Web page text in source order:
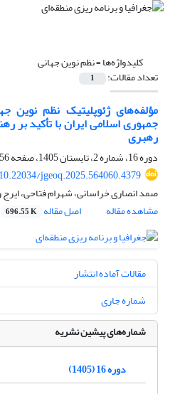
کلیدواژه‌ها =نظم نوین جهانی
تعداد مقالات: 1
مؤلفه‌های ژئوپلیتیک نظم نوین
جمهوری اسلامی ایران با تأکید بر
رهبری
دوره 16، شماره 2، تابستان 1405، صفحه
10.22034/jgeoq.2025.564060.4379
صمد انصاری خراسانی، شهرام فتاحی، ایرج
مشاهده مقاله
اصل مقاله 696.55 K
مقالات آماده انتشار
شماره جاری
شماره‌های پیشین نشریه
دوره 16 (1405)